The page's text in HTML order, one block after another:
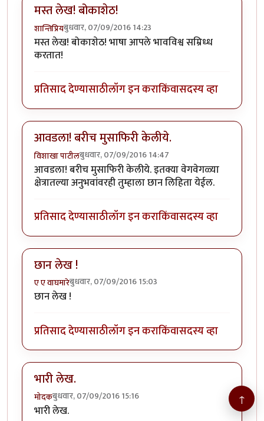
मस्त लेख! बोकाशेठ!
शान्तिप्रियबुधवार, 07/09/2016 14:23
मस्त लेख! बोकाशेठ! भाषा आपले भावविश्व सम्रिध्ध
करतात!
प्रतिसाद देण्यासाठीलॉग इन कराकिंवासदस्य व्हा
आवडला! बरीच मुसाफिरी केलीये.
विशाखा पाटीलबुधवार, 07/09/2016 14:47
आवडला! बरीच मुसाफिरी केलीये. इतक्या वेगवेगळ्या
क्षेत्रातल्या अनुभवांवरही तुम्हाला छान लिहिता येईल.
प्रतिसाद देण्यासाठीलॉग इन कराकिंवासदस्य व्हा
छान लेख !
ए ए वाघमारेबुधवार, 07/09/2016 15:03
छान लेख !
प्रतिसाद देण्यासाठीलॉग इन कराकिंवासदस्य व्हा
भारी लेख.
मोदकबुधवार, 07/09/2016 15:16
भारी लेख.
↑